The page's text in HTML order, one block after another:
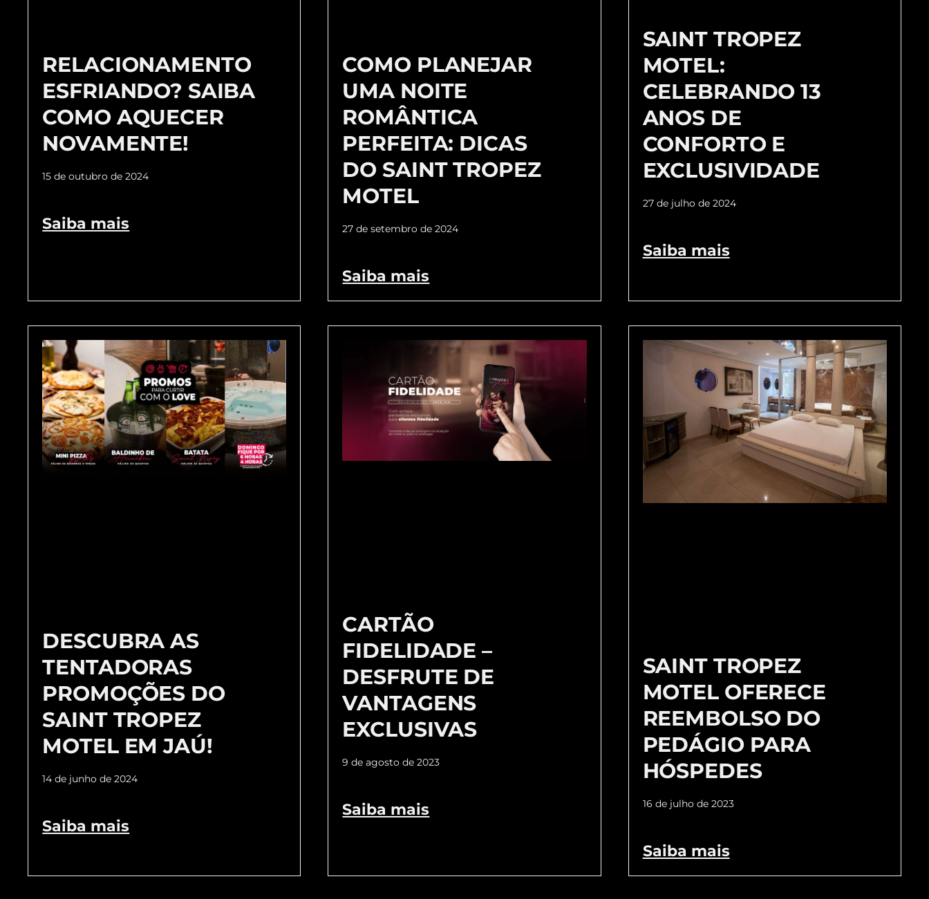
RELACIONAMENTO
ESFRIANDO? SAIBA
COMO AQUECER
NOVAMENTE!
15 de outubro de 2024
Saiba mais
COMO PLANEJAR
UMA NOITE
ROMÂNTICA
PERFEITA: DICAS
DO SAINT TROPEZ
MOTEL
27 de setembro de 2024
Saiba mais
SAINT TROPEZ
MOTEL:
CELEBRANDO 13
ANOS DE
CONFORTO E
EXCLUSIVIDADE
27 de julho de 2024
Saiba mais
DESCUBRA AS
TENTADORAS
PROMOÇÕES DO
SAINT TROPEZ
MOTEL EM JAÚ!
14 de junho de 2024
Saiba mais
CARTÃO
FIDELIDADE –
DESFRUTE DE
VANTAGENS
EXCLUSIVAS
9 de agosto de 2023
Saiba mais
SAINT TROPEZ
MOTEL OFERECE
REEMBOLSO DO
PEDÁGIO PARA
HÓSPEDES
16 de julho de 2023
Saiba mais